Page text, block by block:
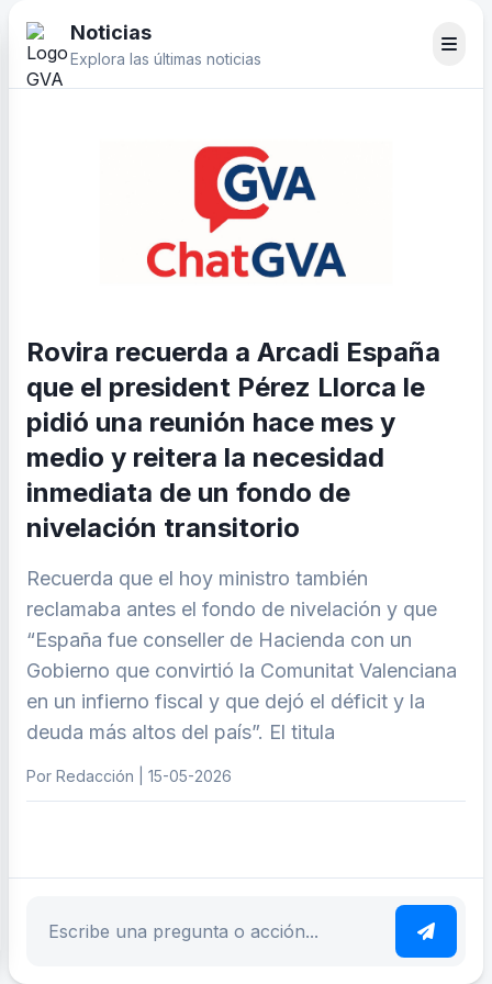
Noticias
Explora las últimas noticias
Rovira recuerda a Arcadi España
que el president Pérez Llorca le
pidió una reunión hace mes y
medio y reitera la necesidad
inmediata de un fondo de
nivelación transitorio
Recuerda que el hoy ministro también
reclamaba antes el fondo de nivelación y que
“España fue conseller de Hacienda con un
Gobierno que convirtió la Comunitat Valenciana
en un infierno fiscal y que dejó el déficit y la
deuda más altos del país”. El titula
Por Redacción | 15-05-2026
Escribe tu pregunta